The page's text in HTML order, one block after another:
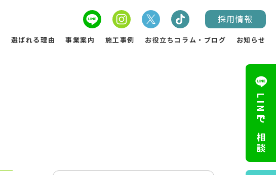
選ばれる理由 事業案内 施工事例 お役立ちコラム・ブログ お知らせ
採用情報
LINEで相談